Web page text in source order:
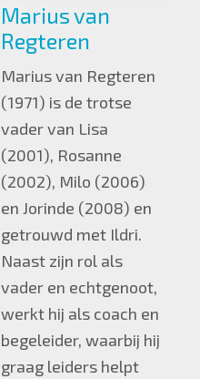
Marius van
Regteren
Marius van Regteren
(1971) is de trotse
vader van Lisa
(2001), Rosanne
(2002), Milo (2006)
en Jorinde (2008) en
getrouwd met Ildri.
Naast zijn rol als
vader en echtgenoot,
werkt hij als coach en
begeleider, waarbij hij
graag leiders helpt